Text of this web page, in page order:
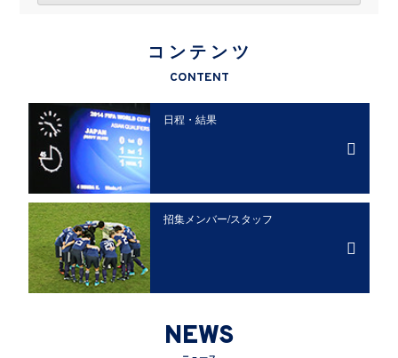
コンテンツ
CONTENT
日程・結果
招集メンバー/スタッフ
NEWS